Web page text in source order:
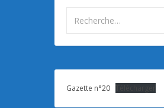
Gazette n°20